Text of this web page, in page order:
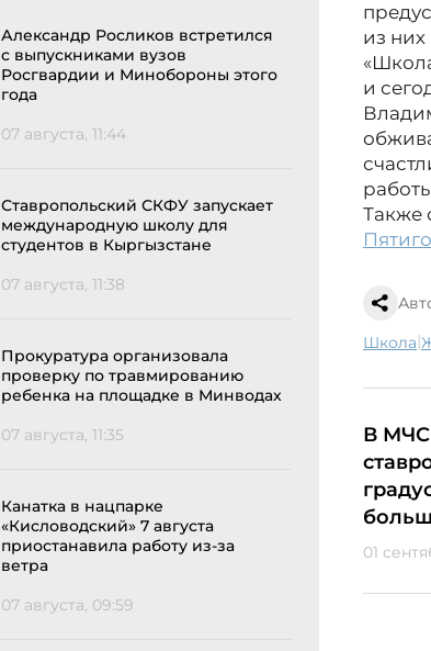
Александр Росликов встретился
с выпускниками вузов
Росгвардии и Минобороны этого
года
07 августа, 11:44
Ставропольский СКФУ запускает
международную школу для
студентов в Кыргызстане
07 августа, 11:38
Прокуратура организовала
проверку по травмированию
ребенка на площадке в Минводах
07 августа, 11:35
Канатка в нацпарке
«Кисловодский» 7 августа
приостанавила работу из-за
ветра
07 августа, 09:59
из них
и
Также
школа|
В МЧС
01